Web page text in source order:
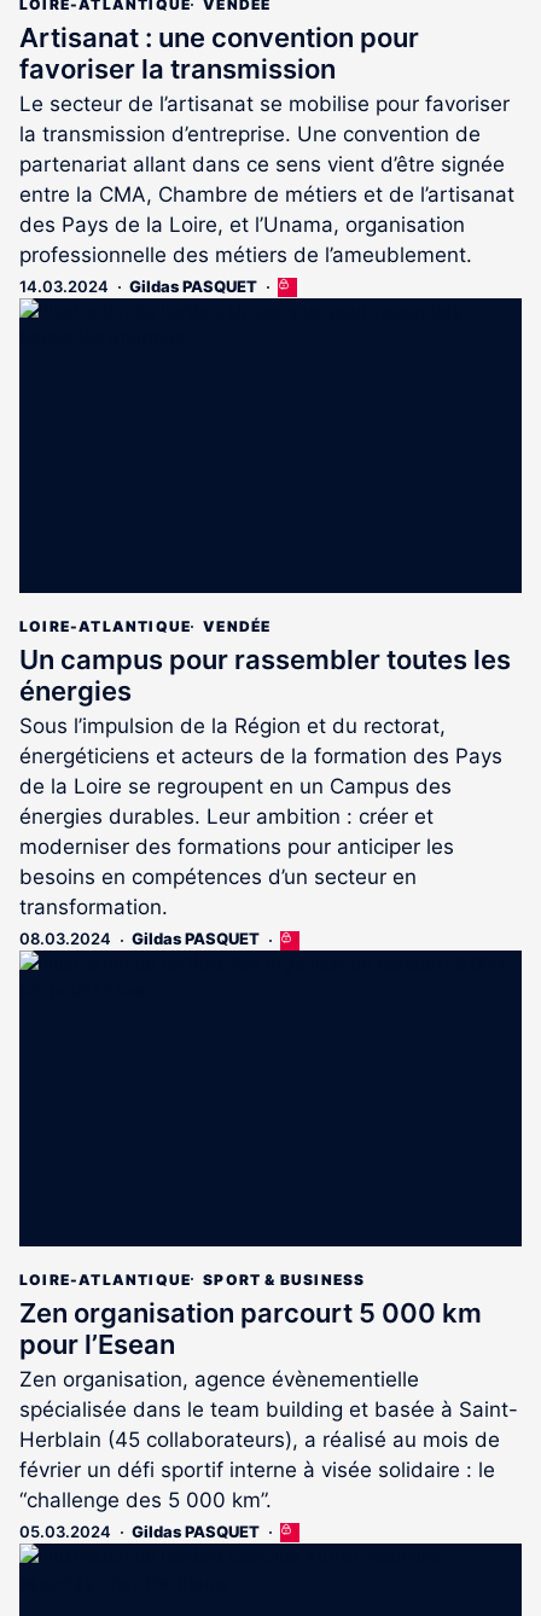
LOIRE-ATLANTIQUE VENDÉE
Artisanat : une convention pour
favoriser la transmission
Le secteur de l’artisanat se mobilise pour favoriser
la transmission d’entreprise. Une convention de
partenariat allant dans ce sens vient d’être signée
entre la CMA, Chambre de métiers et de l’artisanat
des Pays de la Loire, et l’Unama, organisation
professionnelle des métiers de l’ameublement.
14.03.2024 Gildas PASQUET
Cet
LOIRE-ATLANTIQUE VENDÉE
Un campus pour rassembler toutes les
énergies
Sous l’impulsion de la Région et du rectorat,
énergéticiens et acteurs de la formation des Pays
de la Loire se regroupent en un Campus des
énergies durables. Leur ambition : créer et
moderniser des formations pour anticiper les
besoins en compétences d’un secteur en
transformation.
08.03.2024 Gildas PASQUET
Cet
LOIRE-ATLANTIQUE SPORT & BUSINESS
Zen organisation parcourt 5 000 km
pour l’Esean
Zen organisation, agence évènementielle
spécialisée dans le team building et basée à Saint-
Herblain (45 collaborateurs), a réalisé au mois de
février un défi sportif interne à visée solidaire : le
“challenge des 5 000 km”.
05.03.2024 Gildas PASQUET
Cet